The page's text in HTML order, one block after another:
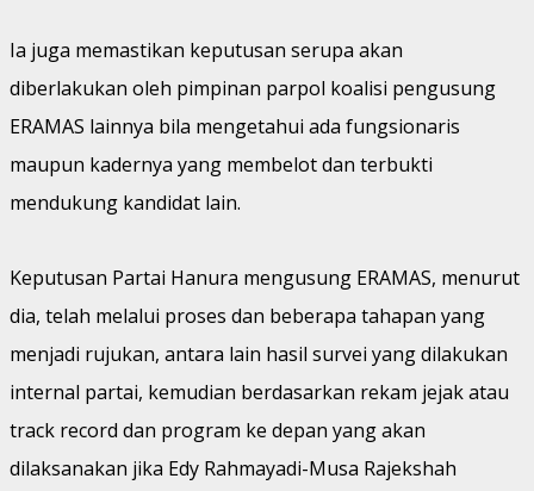
Ia juga memastikan keputusan serupa akan
diberlakukan oleh pimpinan parpol koalisi pengusung
ERAMAS lainnya bila mengetahui ada fungsionaris
maupun kadernya yang membelot dan terbukti
mendukung kandidat lain.
Keputusan Partai Hanura mengusung ERAMAS, menurut
dia, telah melalui proses dan beberapa tahapan yang
menjadi rujukan, antara lain hasil survei yang dilakukan
internal partai, kemudian berdasarkan rekam jejak atau
track record dan program ke depan yang akan
dilaksanakan jika Edy Rahmayadi-Musa Rajekshah